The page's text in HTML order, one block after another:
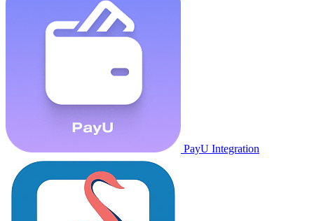
PayU Integration